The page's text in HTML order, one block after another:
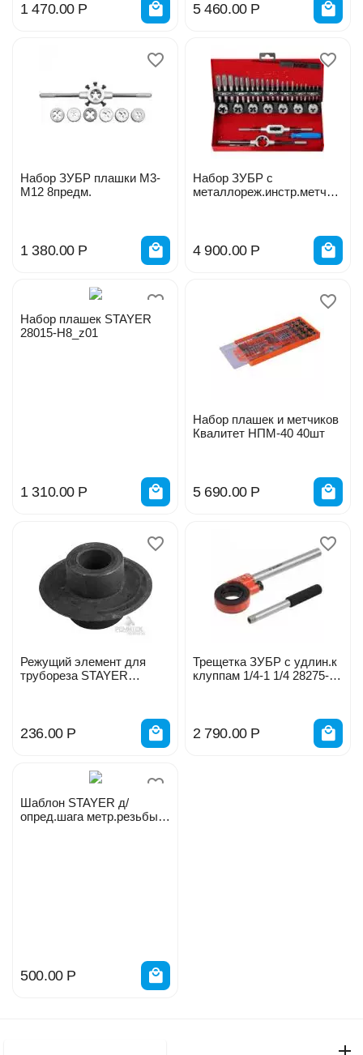
1 470.00 Р 5 460.00 Р
Набор ЗУБР плашки М3-
М12 8предм.
1 380.00 Р
Набор ЗУБР с
металлореж.инстр.метчик
4 900.00 Р
Набор плашек STAYER
28015-Н8_z01
1 310.00 Р
Набор плашек и метчиков
Квалитет НПМ-40 40шт
5 690.00 Р
Режущий элемент для
трубореза STAYER
236.00 Р
Трещетка ЗУБР с удлин.к
клуппам 1/4-1 1/4 28275-
2 790.00 Р
Шаблон STAYER д/
опред.шага метр.резьбы
500.00 Р